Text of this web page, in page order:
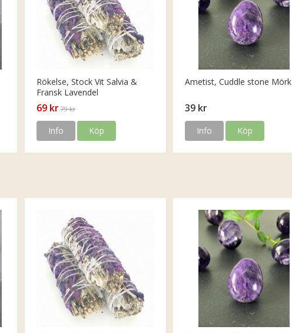
Rökelse, Stock Vit Salvia &
Fransk Lavendel
69 kr 79 kr
Info Köp
Ametist, Cuddle stone Mörk
39 kr
Info Köp